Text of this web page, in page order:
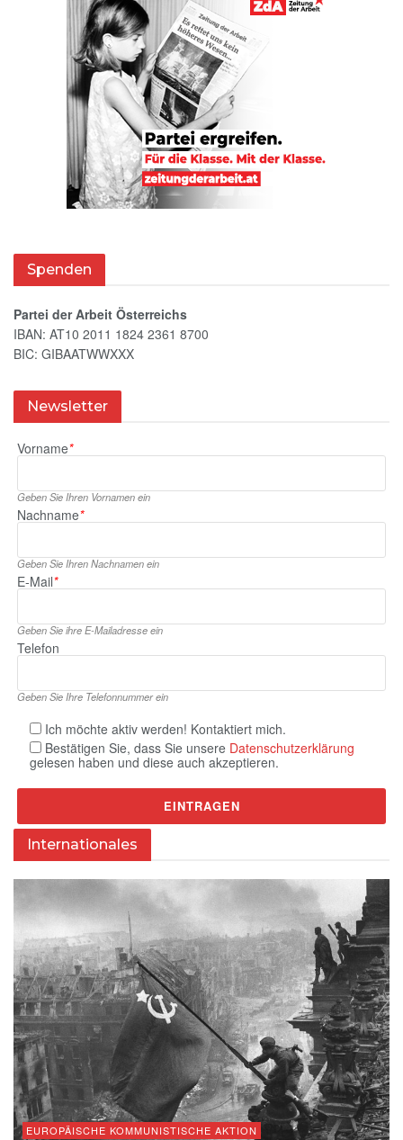
Spenden
Partei der Arbeit Österreichs
IBAN: AT10 2011 1824 2361 8700
BIC: GIBAATWWXXX
Newsletter
Vorname*
Geben Sie Ihren Vornamen ein
Nachname*
Geben Sie Ihren Nachnamen ein
E‑Mail*
Geben Sie ihre E‑Mailadresse ein
Telefon
Geben Sie Ihre Telefonnummer ein
Ich möchte aktiv werden! Kontaktiert mich.
Bestätigen Sie, dass Sie unsere Datenschutzerklärung
gelesen haben und diese auch akzeptieren.
Internationales
EUROPÄISCHE KOMMUNISTISCHE AKTION